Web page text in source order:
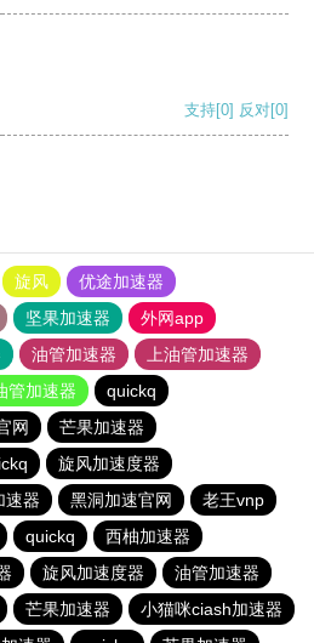
支持[0] 反对[0]
旋风
优途加速器
坚果加速器
外网app
油管加速器
上油管加速器
管加速器
quickq
网
芒果加速器
旋风加速度器
速器 黑洞加速官网
老王vnp
quickq
西柚加速器
旋风加速度器
油管加速器
芒果加速器
小猫咪ciash加速器